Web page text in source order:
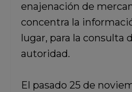
enajenación de
concentra la
lugar, para la consulta
autoridad.
El pasado 25 de